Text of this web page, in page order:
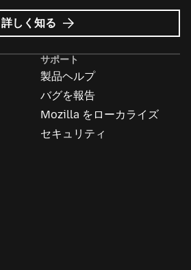
Mozilla
広
詳しく知る
サポート
製品ヘルプ
バグを報告
Mozilla をローカライズ
セキュリティ